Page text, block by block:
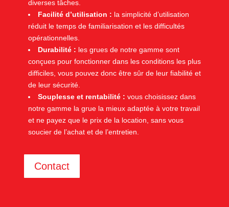
diverses tâches.
Facilité d’utilisation : la simplicité d’utilisation
réduit le temps de familiarisation et les difficultés
opérationnelles.
Durabilité : les grues de notre gamme sont
conçues pour fonctionner dans les conditions les plus
difficiles, vous pouvez donc être sûr de leur fiabilité et
de leur sécurité.
Souplesse et rentabilité : vous choisissez dans
notre gamme la grue la mieux adaptée à votre travail
et ne payez que le prix de la location, sans vous
soucier de l’achat et de l’entretien.
Contact